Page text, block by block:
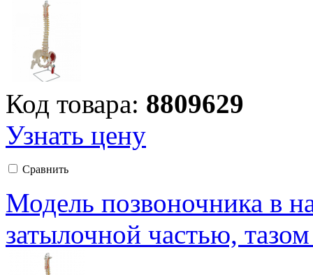
Код товара: 8809629
Узнать цену
Сравнить
Модель позвоночника в
затылочной частью,